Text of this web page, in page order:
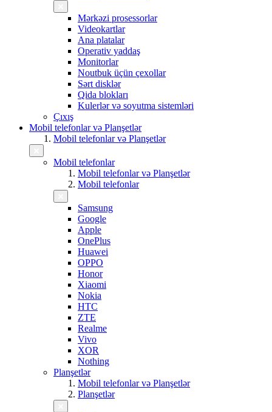
Mərkəzi prosessorlar
Videokartlar
Ana platalar
Operativ yaddaş
Monitorlar
Noutbuk üçün çexollar
Sərt disklər
Qida blokları
Kulerlər və soyutma sistemləri
Çıxış
Mobil telefonlar və Planşetlər
Mobil telefonlar və Planşetlər
Mobil telefonlar
Mobil telefonlar və Planşetlər
Mobil telefonlar
Samsung
Google
Apple
OnePlus
Huawei
OPPO
Honor
Xiaomi
Nokia
HTC
ZTE
Realme
Vivo
XOR
Nothing
Planşetlər
Mobil telefonlar və Planşetlər
Planşetlər